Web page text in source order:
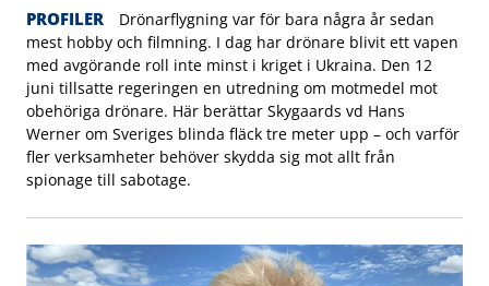
PROFILER
Drönarflygning var för bara några år sedan
mest hobby och filmning. I dag har drönare blivit ett vapen
med avgörande roll inte minst i kriget i Ukraina. Den 12
juni tillsatte regeringen en utredning om motmedel mot
obehöriga drönare. Här berättar Skygaards vd Hans
Werner om Sveriges blinda fläck tre meter upp – och varför
fler verksamheter behöver skydda sig mot allt från
spionage till sabotage.